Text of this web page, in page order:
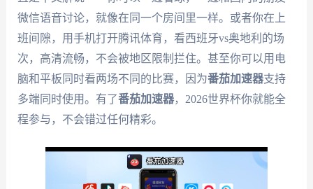
微信语音讨论，就像在同一个房间里一样。或者你在上
班间隙，用手机打开腾讯体育，看西班牙vs奥地利的场
次，高清流畅，不会被地区限制拦住。甚至你可以用电
脑和平板同时看两场不同的比赛，因为番茄加速器支持
多端同时使用。有了番茄加速器，2026世界杯你就能全
程参与，不会错过任何精彩。